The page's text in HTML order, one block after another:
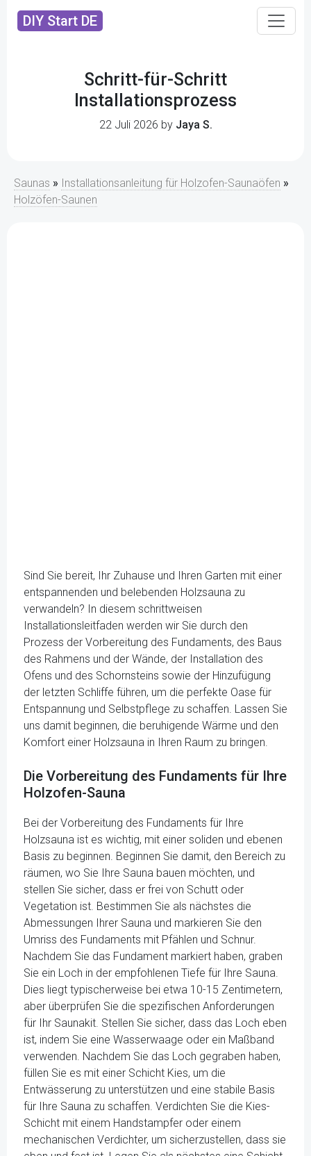
DIY Start DE
Schritt-für-Schritt
Installationsprozess
22 Juli 2026 by Jaya S.
Saunas » Installationsanleitung für Holzofen-Saunaöfen »
Holzöfen-Saunen
Sind Sie bereit, Ihr Zuhause und Ihren Garten mit einer
entspannenden und belebenden Holzsauna zu
verwandeln? In diesem schrittweisen
Installationsleitfaden werden wir Sie durch den
Prozess der Vorbereitung des Fundaments, des Baus
des Rahmens und der Wände, der Installation des
Ofens und des Schornsteins sowie der Hinzufügung
der letzten Schliffe führen, um die perfekte Oase für
Entspannung und Selbstpflege zu schaffen. Lassen Sie
uns damit beginnen, die beruhigende Wärme und den
Komfort einer Holzsauna in Ihren Raum zu bringen.
Die Vorbereitung des Fundaments für Ihre
Holzofen-Sauna
Bei der Vorbereitung des Fundaments für Ihre
Holzsauna ist es wichtig, mit einer soliden und ebenen
Basis zu beginnen. Beginnen Sie damit, den Bereich zu
räumen, wo Sie Ihre Sauna bauen möchten, und
stellen Sie sicher, dass er frei von Schutt oder
Vegetation ist. Bestimmen Sie als nächstes die
Abmessungen Ihrer Sauna und markieren Sie den
Umriss des Fundaments mit Pfählen und Schnur.
Nachdem Sie das Fundament markiert haben, graben
Sie ein Loch in der empfohlenen Tiefe für Ihre Sauna.
Dies liegt typischerweise bei etwa 10-15 Zentimetern,
aber überprüfen Sie die spezifischen Anforderungen
für Ihr Saunakit. Stellen Sie sicher, dass das Loch eben
ist, indem Sie eine Wasserwaage oder ein Maßband
verwenden. Nachdem Sie das Loch gegraben haben,
füllen Sie es mit einer Schicht Kies, um die
Entwässerung zu unterstützen und eine stabile Basis
für Ihre Sauna zu schaffen. Verdichten Sie die Kies-
Schicht mit einem Handstampfer oder einem
mechanischen Verdichter, um sicherzustellen, dass sie